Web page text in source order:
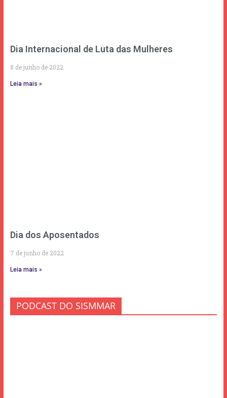
Dia Internacional de Luta das Mulheres
8 de junho de 2022
Leia mais »
Dia dos Aposentados
7 de junho de 2022
Leia mais »
PODCAST DO SISMMAR